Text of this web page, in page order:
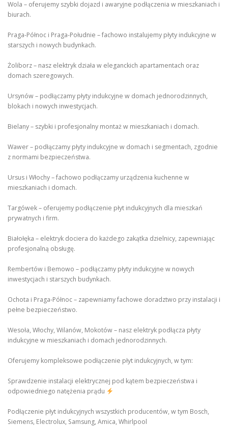
Wola – oferujemy szybki dojazd i awaryjne podłączenia w mieszkaniach i
biurach.
Praga-Północ i Praga-Południe – fachowo instalujemy płyty indukcyjne w
starszych i nowych budynkach.
Żoliborz – nasz elektryk działa w eleganckich apartamentach oraz
domach szeregowych.
Ursynów – podłączamy płyty indukcyjne w domach jednorodzinnych,
blokach i nowych inwestycjach.
Bielany – szybki i profesjonalny montaż w mieszkaniach i domach.
Wawer – podłączamy płyty indukcyjne w domach i segmentach, zgodnie
z normami bezpieczeństwa.
Ursus i Włochy – fachowo podłączamy urządzenia kuchenne w
mieszkaniach i domach.
Targówek – oferujemy podłączenie płyt indukcyjnych dla mieszkań
prywatnych i firm.
Białołęka – elektryk dociera do każdego zakątka dzielnicy, zapewniając
profesjonalną obsługę.
Rembertów i Bemowo – podłączamy płyty indukcyjne w nowych
inwestycjach i starszych budynkach.
Ochota i Praga-Północ – zapewniamy fachowe doradztwo przy instalacji i
pełne bezpieczeństwo.
Wesoła, Włochy, Wilanów, Mokotów – nasz elektryk podłącza płyty
indukcyjne w mieszkaniach i domach jednorodzinnych.
Oferujemy kompleksowe podłączenie płyt indukcyjnych, w tym:
Sprawdzenie instalacji elektrycznej pod kątem bezpieczeństwa i
odpowiedniego natężenia prądu
Podłączenie płyt indukcyjnych wszystkich producentów, w tym Bosch,
Siemens, Electrolux, Samsung, Amica, Whirlpool